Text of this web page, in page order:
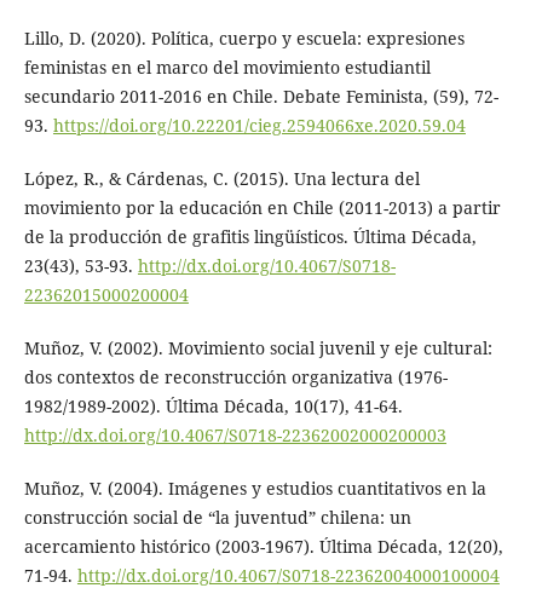
Lillo, D. (2020). Política, cuerpo y escuela: expresiones
feministas en el marco del movimiento estudiantil
secundario 2011-2016 en Chile. Debate Feminista, (59), 72-
93. https://doi.org/10.22201/cieg.2594066xe.2020.59.04
López, R., & Cárdenas, C. (2015). Una lectura del
movimiento por la educación en Chile (2011-2013) a partir
de la producción de grafitis lingüísticos. Última Década,
23(43), 53-93. http://dx.doi.org/10.4067/S0718-
22362015000200004
Muñoz, V. (2002). Movimiento social juvenil y eje cultural:
dos contextos de reconstrucción organizativa (1976-
1982/1989-2002). Última Década, 10(17), 41-64.
http://dx.doi.org/10.4067/S0718-22362002000200003
Muñoz, V. (2004). Imágenes y estudios cuantitativos en la
construcción social de “la juventud” chilena: un
acercamiento histórico (2003-1967). Última Década, 12(20),
71-94. http://dx.doi.org/10.4067/S0718-22362004000100004